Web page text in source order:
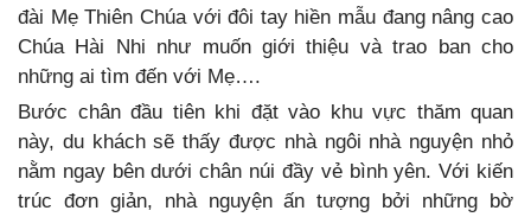
đài Mẹ Thiên Chúa với đôi tay hiền mẫu đang nâng cao
Chúa Hài Nhi như muốn giới thiệu và trao ban cho
những ai tìm đến với Mẹ….
Bước chân đầu tiên khi đặt vào khu vực thăm quan
này, du khách sẽ thấy được nhà ngôi nhà nguyện nhỏ
nằm ngay bên dưới chân núi đầy vẻ bình yên. Với kiến
trúc đơn giản, nhà nguyện ấn tượng bởi những bờ